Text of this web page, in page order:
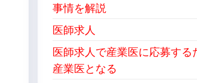
事情を解説
医師求人
医師求人で産業医に応募する
産業医となる